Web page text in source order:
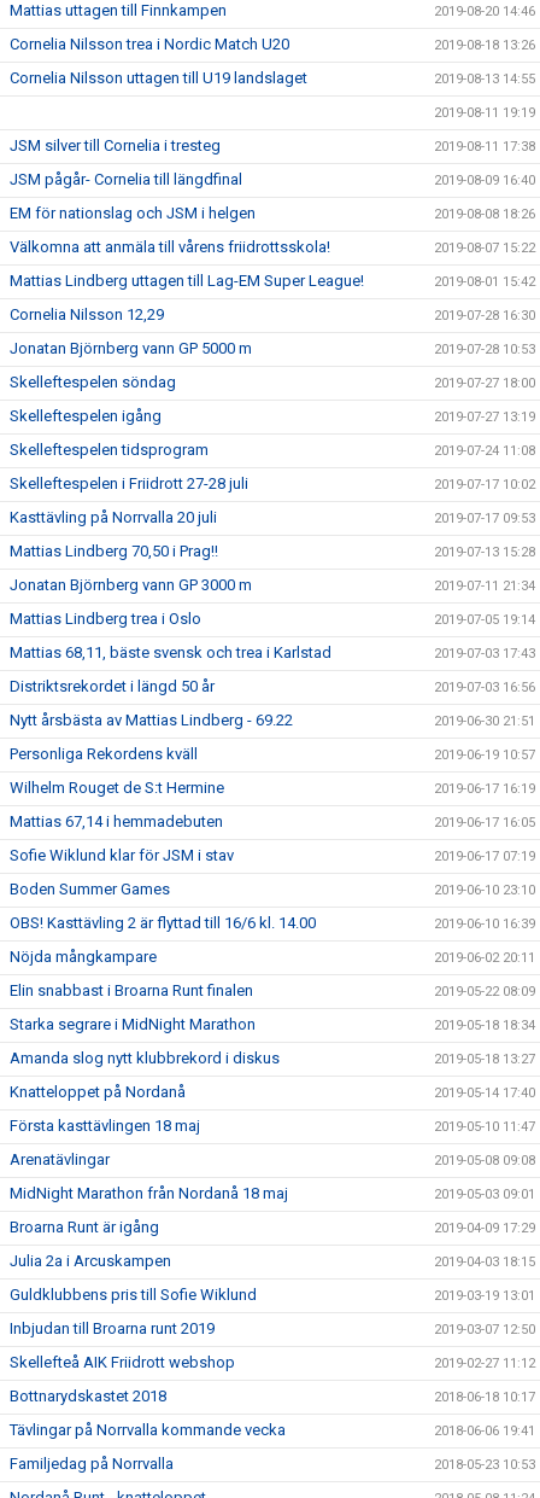
Mattias uttagen till Finnkampen 2019-08-20 14:46
Cornelia Nilsson trea i Nordic Match U20 2019-08-18 13:26
Cornelia Nilsson uttagen till U19 landslaget 2019-08-13 14:55
2019-08-11 19:19
JSM silver till Cornelia i tresteg 2019-08-11 17:38
JSM pågår- Cornelia till längdfinal 2019-08-09 16:40
EM för nationslag och JSM i helgen 2019-08-08 18:26
Välkomna att anmäla till vårens friidrottsskola! 2019-08-07 15:22
Mattias Lindberg uttagen till Lag-EM Super League! 2019-08-01 15:42
Cornelia Nilsson 12,29 2019-07-28 16:30
Jonatan Björnberg vann GP 5000 m 2019-07-28 10:53
Skelleftespelen söndag 2019-07-27 18:00
Skelleftespelen igång 2019-07-27 13:19
Skelleftespelen tidsprogram 2019-07-24 11:08
Skelleftespelen i Friidrott 27-28 juli 2019-07-17 10:02
Kasttävling på Norrvalla 20 juli 2019-07-17 09:53
Mattias Lindberg 70,50 i Prag!! 2019-07-13 15:28
Jonatan Björnberg vann GP 3000 m 2019-07-11 21:34
Mattias Lindberg trea i Oslo 2019-07-05 19:14
Mattias 68,11, bäste svensk och trea i Karlstad 2019-07-03 17:43
Distriktsrekordet i längd 50 år 2019-07-03 16:56
Nytt årsbästa av Mattias Lindberg - 69.22 2019-06-30 21:51
Personliga Rekordens kväll 2019-06-19 10:57
Wilhelm Rouget de S:t Hermine 2019-06-17 16:19
Mattias 67,14 i hemmadebuten 2019-06-17 16:05
Sofie Wiklund klar för JSM i stav 2019-06-17 07:19
Boden Summer Games 2019-06-10 23:10
OBS! Kasttävling 2 är flyttad till 16/6 kl. 14.00 2019-06-10 16:39
Nöjda mångkampare 2019-06-02 20:11
Elin snabbast i Broarna Runt finalen 2019-05-22 08:09
Starka segrare i MidNight Marathon 2019-05-18 18:34
Amanda slog nytt klubbrekord i diskus 2019-05-18 13:27
Knatteloppet på Nordanå 2019-05-14 17:40
Första kasttävlingen 18 maj 2019-05-10 11:47
Arenatävlingar 2019-05-08 09:08
MidNight Marathon från Nordanå 18 maj 2019-05-03 09:01
Broarna Runt är igång 2019-04-09 17:29
Julia 2a i Arcuskampen 2019-04-03 18:15
Guldklubbens pris till Sofie Wiklund 2019-03-19 13:01
Inbjudan till Broarna runt 2019 2019-03-07 12:50
Skellefteå AIK Friidrott webshop 2019-02-27 11:12
Bottnarydskastet 2018 2018-06-18 10:17
Tävlingar på Norrvalla kommande vecka 2018-06-06 19:41
Familjedag på Norrvalla 2018-05-23 10:53